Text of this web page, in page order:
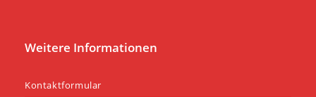
Weitere Informationen
Kontaktformular